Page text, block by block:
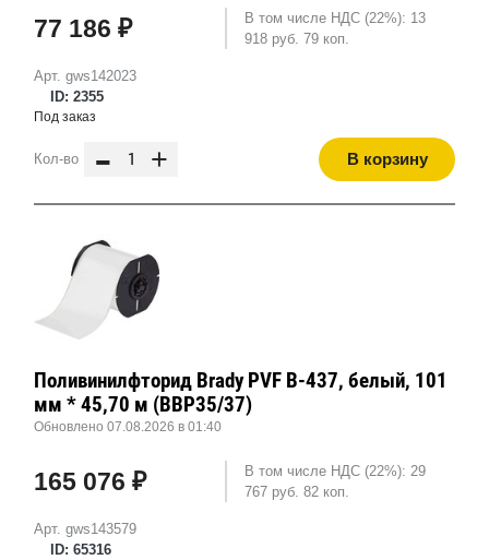
Арт. gws142023
ID: 2355
77 186 ₽
В том числе НДС (22%): 13
918 руб. 79 коп.
Под заказ
Кол-во - + В корзину
Арт. gws143579
ID: 65316
Поливинилфторид Brady PVF B-437, белый, 101
мм * 45,70 м (BBP35/37)
Обновлено 07.08.2026 в 01:40
165 076 ₽
В том числе НДС (22%): 29
767 руб. 82 коп.